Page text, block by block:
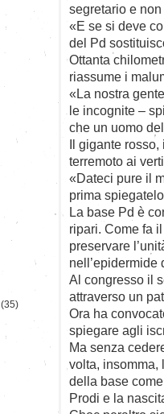
segretario e
«E se si deve
del Pd
Ottanta
riassume i
«La nostra
le incognite –
che un uomo
Il gigante
terremoto ai
«Dateci pure il
prima
La base Pd è
ripari. Come fa
preservare
nell’epidermide
Al congresso il
attraverso un
Ora ha
spiegare agli
Ma senza
volta,
della base
Prodi e la
(35)